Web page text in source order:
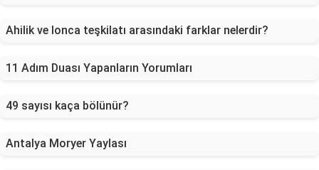
Ahilik ve lonca teşkilatı arasındaki farklar nelerdir?
11 Adım Duası Yapanların Yorumları
49 sayısı kaça bölünür?
Antalya Moryer Yaylası